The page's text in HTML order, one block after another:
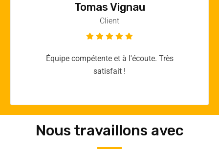
Vincent Quere
Client
Merci yellow365.work pour votre expertise!
Nous travaillons avec